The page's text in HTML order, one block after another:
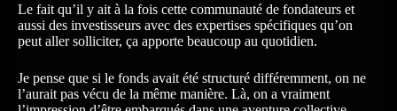
Le fait qu’il y ait à la fois cette communauté de fondateurs et
aussi des investisseurs avec des expertises spécifiques qu’on
peut aller solliciter, ça apporte beaucoup au quotidien.
Je pense que si le fonds avait été structuré différemment, on ne
l’aurait pas vécu de la même manière. Là, on a vraiment